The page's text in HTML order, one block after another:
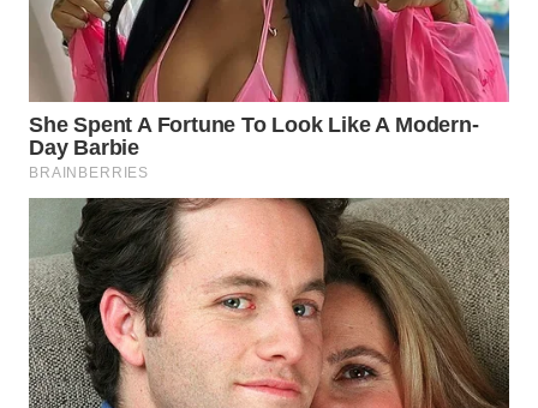
BOROBUDUR
WN
MADURA
WN
WN
NATUNA
WN
BINTAN